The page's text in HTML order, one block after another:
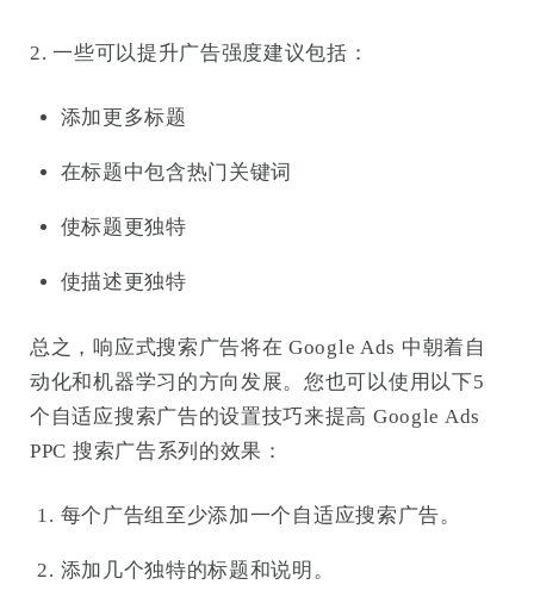
2. 一些可以提升广告强度建议包括：
添加更多标题
在标题中包含热门关键词
使标题更独特
使描述更独特
总之，响应式搜索广告将在 Google Ads 中朝着自
动化和机器学习的方向发展。您也可以使用以下5
个自适应搜索广告的设置技巧来提高 Google Ads
PPC 搜索广告系列的效果：
每个广告组至少添加一个自适应搜索广告。
添加几个独特的标题和说明。